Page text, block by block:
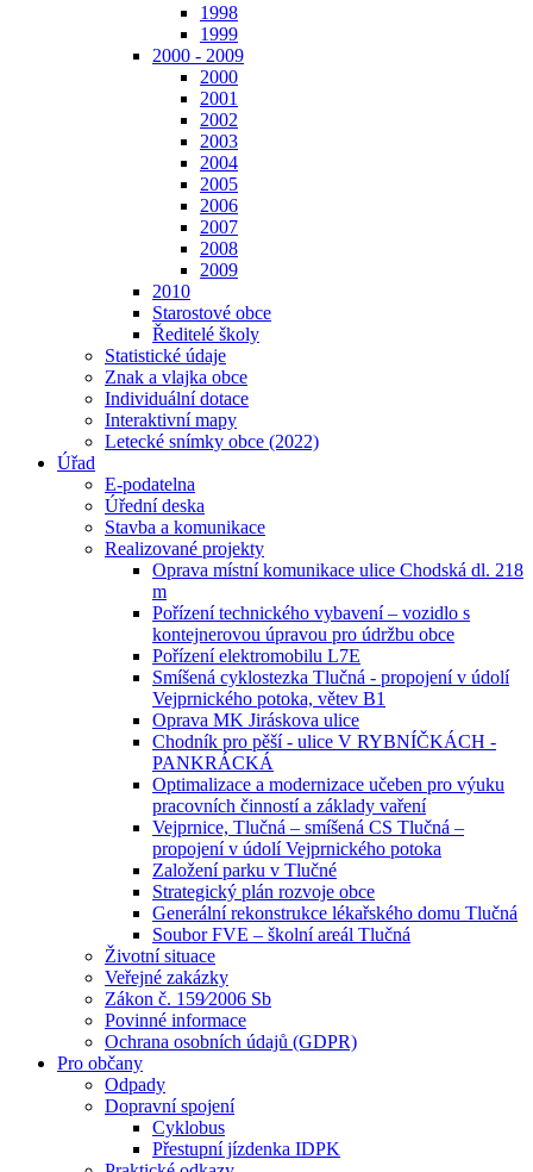
1998
1999
2000 - 2009
2000
2001
2002
2003
2004
2005
2006
2007
2008
2009
2010
Starostové obce
Ředitelé školy
Statistické údaje
Znak a vlajka obce
Individuální dotace
Interaktivní mapy
Letecké snímky obce (2022)
Úřad
E-podatelna
Úřední deska
Stavba a komunikace
Realizované projekty
Oprava místní komunikace ulice Chodská dl. 218
m
Pořízení technického vybavení – vozidlo s
kontejnerovou úpravou pro údržbu obce
Pořízení elektromobilu L7E
Smíšená cyklostezka Tlučná - propojení v údolí
Vejprnického potoka, větev B1
Oprava MK Jiráskova ulice
Chodník pro pěší - ulice V RYBNÍČKÁCH -
PANKRÁCKÁ
Optimalizace a modernizace učeben pro výuku
pracovních činností a základy vaření
Vejprnice, Tlučná – smíšená CS Tlučná –
propojení v údolí Vejprnického potoka
Založení parku v Tlučné
Strategický plán rozvoje obce
Generální rekonstrukce lékařského domu Tlučná
Soubor FVE – školní areál Tlučná
Životní situace
Veřejné zakázky
Zákon č. 159⁄2006 Sb
Povinné informace
Ochrana osobních údajů (GDPR)
Pro občany
Odpady
Dopravní spojení
Cyklobus
Přestupní jízdenka IDPK